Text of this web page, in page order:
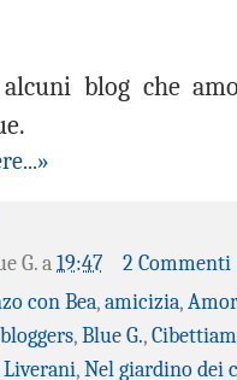
blog che
G.a 19:47
2 Commenti
con Bea, amicizia,
bloggers, Blue G.,
, Nel giardino dei